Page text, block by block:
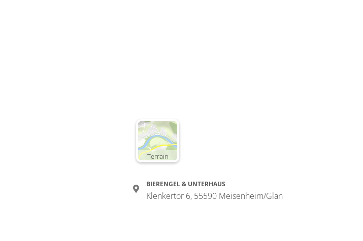
Terrain
BIERENGEL & UNTERHAUS
Klenkertor 6, 55590 Meisenheim/Glan